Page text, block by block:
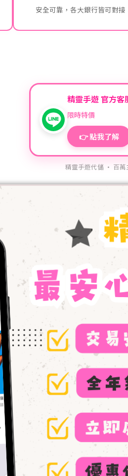
安全可靠，各大銀行皆可對
精靈手遊 官方客
限時特價
👉 點我了解
精靈手遊代儲 · 百萬